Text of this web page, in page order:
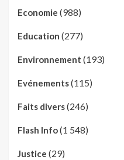
Economie (988)
Education (277)
Environnement (193)
Evénements(115)
Faits divers(246)
Flash Info(1 548)
Justice (29)